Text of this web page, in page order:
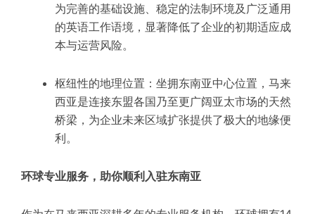
为完善的基础设施、稳定的法制环境及广泛通用
的英语工作语境，显著降低了企业的初期适应成
本与运营风险。
枢纽性的地理位置：坐拥东南亚中心位置，马来
西亚是连接东盟各国乃至更广阔亚太市场的天然
桥梁，为企业未来区域扩张提供了极大的地缘便
利。
环球专业服务，助你顺利入驻东南亚